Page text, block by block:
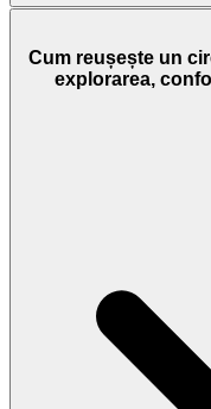
Cum reușește un
explorarea,